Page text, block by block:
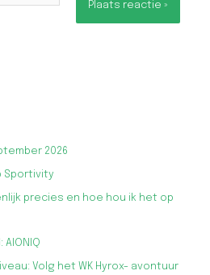
2026
Sportivity
precies en hoe hou ik het op
Volg het WK Hyrox- avontuur